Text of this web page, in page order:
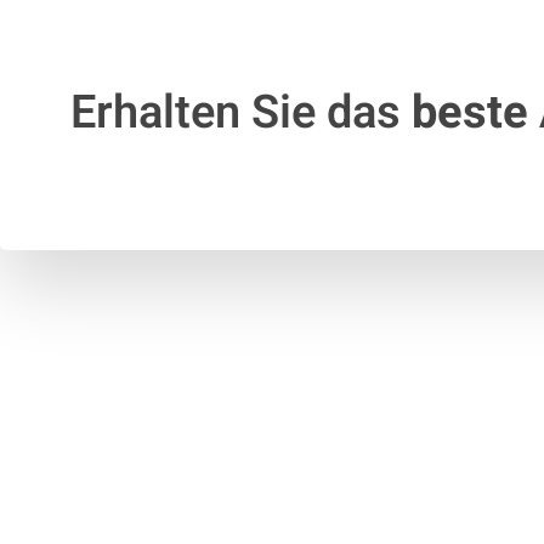
Erhalten Sie das